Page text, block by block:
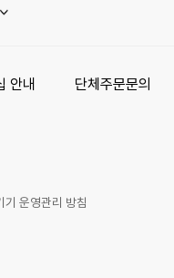
안내 단체주문문의
기 운영관리 방침